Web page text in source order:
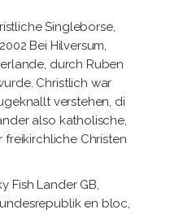
Singleborse,
Bei Hilversum,
durch Ruben
Christlich war
verstehen, di
also katholische,
freikirchliche Christen
Fish Lander GB,
en bloc,